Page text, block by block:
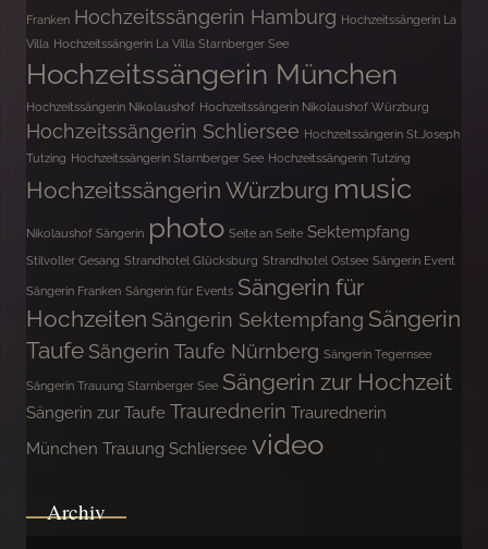
Franken Hochzeitssängerin Hamburg Hochzeitssängerin La
Villa Hochzeitssängerin La Villa Starnberger See
Hochzeitssängerin München
Hochzeitssängerin Nikolaushof Hochzeitssängerin Nikolaushof Würzburg
Hochzeitssängerin Schliersee Hochzeitssängerin St.Joseph
Tutzing Hochzeitssängerin Starnberger See Hochzeitssängerin Tutzing
Hochzeitssängerin Würzburg music
Nikolaushof Sängerin photo Seite an Seite Sektempfang
Stilvoller Gesang Strandhotel Glücksburg Strandhotel Ostsee Sängerin Event
Sängerin Franken Sängerin für Events Sängerin für
Hochzeiten Sängerin Sektempfang Sängerin
Taufe Sängerin Taufe Nürnberg Sängerin Tegernsee
Sängerin Trauung Starnberger See Sängerin zur Hochzeit
Sängerin zur Taufe Traurednerin Traurednerin
München Trauung Schliersee video
Archiv